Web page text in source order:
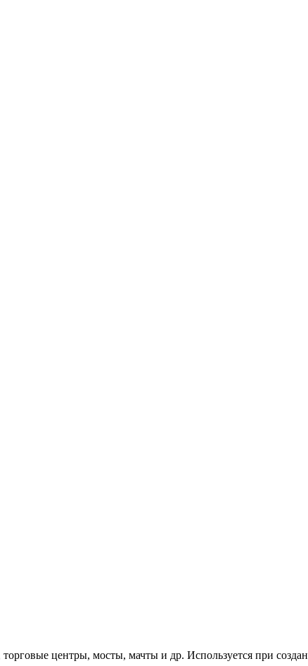
центры, мосты, мачты и др. Используется при